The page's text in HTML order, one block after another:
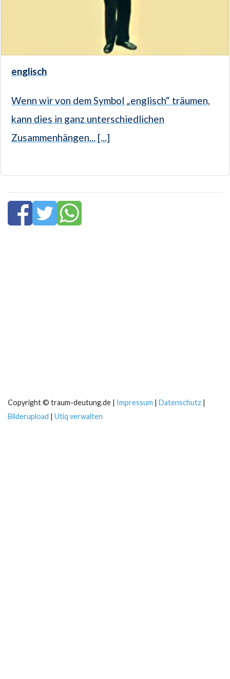
englisch
Wenn wir von dem Symbol „englisch“ träumen,
kann dies in ganz unterschiedlichen
Zusammenhängen... [...]
Copyright © traum-deutung.de | Impressum | Datenschutz |
Bilderupload | Utiq verwalten